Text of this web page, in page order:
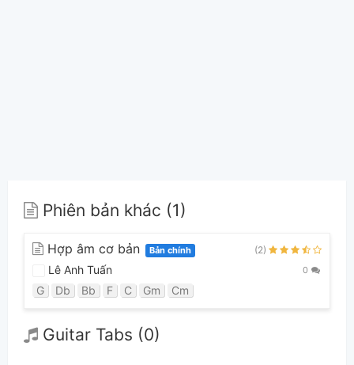
Phiên bản khác (1)
Hợp âm cơ bản Bản chính (2)
Lê Anh Tuấn 0
G Db Bb F C Gm Cm
Guitar Tabs (0)